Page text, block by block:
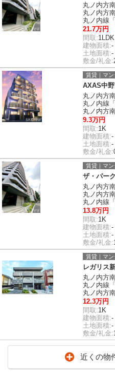
丸ノ内方
丸ノ内方
丸ノ内線
21.7万円
間取:1LDK
建物面積:-
土地面積:-
敷金/礼金:
賃貸｜マン
AXAS中
丸ノ内方
丸ノ内線
丸ノ内方
9.3万円
間取:1K
建物面積:-
土地面積:-
敷金/礼金:
賃貸｜マン
ザ・パー
丸ノ内方
丸ノ内方
丸ノ内線
13.8万円
間取:1K
建物面積:-
土地面積:-
敷金/礼金:
賃貸｜マン
レガリス
丸ノ内方
丸ノ内線
丸ノ内方
12.3万円
間取:1K
建物面積:-
土地面積:-
敷金/礼金:
近くの物